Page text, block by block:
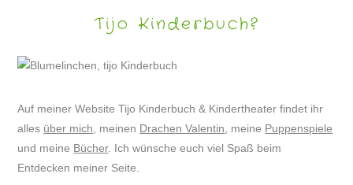
Tijo Kinderbuch?
Auf meiner Website Tijo Kinderbuch & Kindertheater findet ihr
alles über mich , meinen Drachen Valentin , meine Puppenspiele
und meine Bücher. Ich wünsche euch viel Spaß beim
Entdecken meiner Seite.